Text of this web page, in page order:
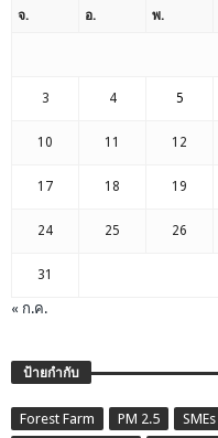
จ. อ. พ.
3 4 5
10 11 12
17 18 19
24 25 26
31
« ก.ค.
ป้ายกำกับ
Forest Farm PM 2.5 SMEs